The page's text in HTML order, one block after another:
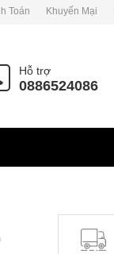
Toán Khuyến Mại
Hỗ trợ
0886524086